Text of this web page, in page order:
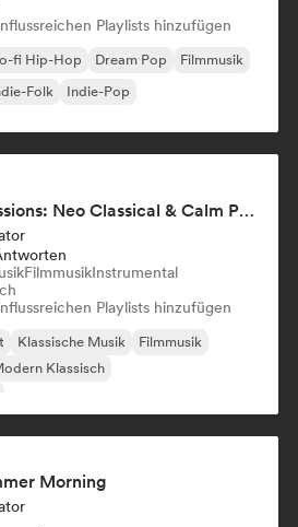
Playlists hinzufügen
fi Hip-Hop Dream Pop
Filmmusik
Folk Indie-Pop
Sauna Sessions: Neo Classical & Calm Piano
FilmmusikInstrumental
Playlists hinzufügen
Klassische Musik
Filmmusik
Klassisch
Morning